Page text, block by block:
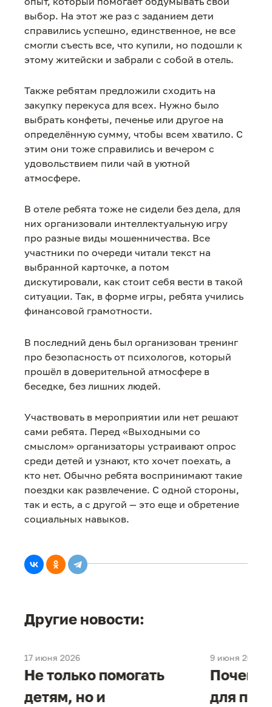
выбор. На этот же раз с заданием дети
справились успешно, единственное, не все
смогли съесть все, что купили, но подошли к
этому житейски и забрали с собой в отель.
Также ребятам предложили сходить на
закупку перекуса для всех. Нужно было
выбрать конфеты, печенье или другое на
определённую сумму, чтобы всем хватило. С
этим они тоже справились и вечером с
удовольствием пили чай в уютной
атмосфере.
В отеле ребята тоже не сидели без дела, для
них организовали интеллектуальную игру
про разные виды мошенничества. Все
участники по очереди читали текст на
выбранной карточке, а потом
дискутировали, как стоит себя вести в такой
ситуации. Так, в форме игры, ребята учились
финансовой грамотности.
В последний день был организован тренинг
про безопасность от психологов, который
прошёл в доверительной атмосфере в
беседке, без лишних людей.
Участвовать в мероприятии или нет решают
сами ребята. Перед «Выходными со
смыслом» организаторы устраивают опрос
среди детей и узнают, кто хочет поехать, а
кто нет. Обычно ребята воспринимают такие
поездки как развлечение. С одной стороны,
так и есть, а с другой — это еще и обретение
социальных навыков.
Другие новости:
17 июня 2026
Не только помогать
детям, но и
9 июня 2026
Почему
для